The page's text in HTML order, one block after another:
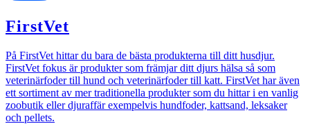
trägolv;
en
valp
syns
delvis
i
bildens
vänstra
FirstVet
På FirstVet hittar du bara de bästa produkterna till ditt husdjur.
FirstVet fokus är produkter som främjar ditt djurs hälsa så som
veterinärfoder till hund och veterinärfoder till katt. FirstVet har även
ett sortiment av mer traditionella produkter som du hittar i en vanlig
zoobutik eller djuraffär exempelvis hundfoder, kattsand, leksaker
och pellets.